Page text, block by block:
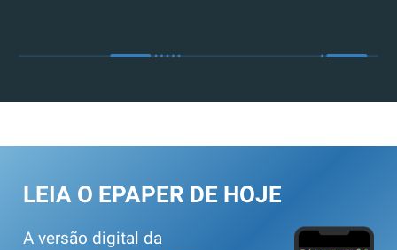
LEIA O EPAPER DE HOJE
A versão digital da